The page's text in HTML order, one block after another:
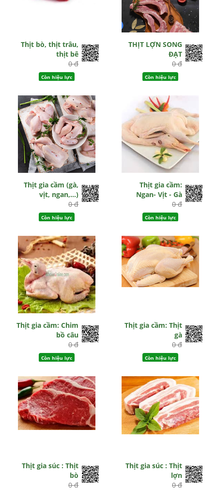
Thịt bò, thịt trâu,
thịt bê
0 đ
Còn hiệu lực
THỊT LỢN SONG
ĐẠT
0 đ
Còn hiệu lực
Thịt gia cầm (gà,
vịt, ngan,...)
0 đ
Còn hiệu lực
Thịt gia cầm:
Ngan- Vịt - Gà
0 đ
Còn hiệu lực
Thịt gia cầm: Chim
bồ câu
0 đ
Còn hiệu lực
Thịt gia cầm: Thịt
gà
0 đ
Còn hiệu lực
Thịt gia súc : Thịt
bò
0 đ
Thịt gia súc : Thịt
lợn
0 đ